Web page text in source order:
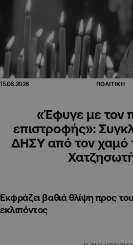
15.06.2026 ΠΟΛΙΤΙΚΗ
«Έφυγε με τον
επιστροφής»:
ΔΗΣΥ από τον χαμό
Εκφράζει βαθιά θλίψη προς
εκλιπόντος